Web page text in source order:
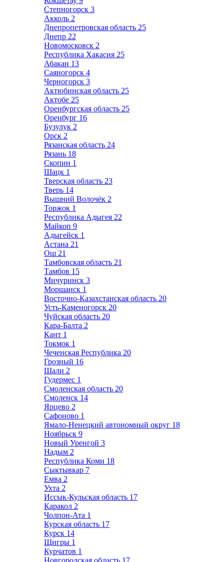
Степногорск 3
Акколь 2
Днепропетровская область 25
Днепр 22
Новомосковск 2
Республика Хакасия 25
Абакан 13
Саяногорск 4
Черногорск 3
Актюбинская область 25
Актобе 25
Оренбургская область 25
Оренбург 16
Бузулук 2
Орск 2
Рязанская область 24
Рязань 18
Скопин 1
Шацк 1
Тверская область 23
Тверь 14
Вышний Волочёк 2
Торжок 1
Республика Адыгея 22
Майкоп 9
Адыгейск 1
Астана 21
Ош 21
Тамбовская область 21
Тамбов 15
Мичуринск 3
Моршанск 1
Восточно-Казахстанская область 20
Усть-Каменогорск 20
Чуйская область 20
Кара-Балта 2
Кант 1
Токмок 1
Чеченская Республика 20
Грозный 16
Шали 2
Гудермес 1
Смоленская область 20
Смоленск 14
Ярцево 2
Сафоново 1
Ямало-Ненецкий автономный округ 18
Ноябрьск 9
Новый Уренгой 3
Надым 2
Республика Коми 18
Сыктывкар 7
Емва 2
Ухта 2
Иссык-Кульская область 17
Каракол 2
Чолпон-Ата 1
Курская область 17
Курск 14
Щигры 1
Курчатов 1
Новгородская область 17